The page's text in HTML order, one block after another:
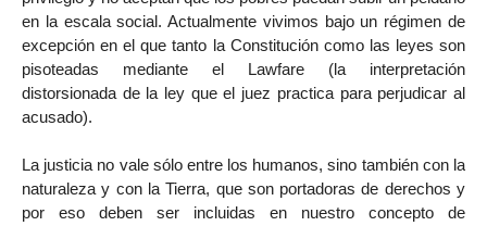
en la escala social. Actualmente vivimos bajo un régimen de
excepción en el que tanto la Constitución como las leyes son
pisoteadas mediante el Lawfare (la interpretación
distorsionada de la ley que el juez practica para perjudicar al
acusado).
La justicia no vale sólo entre los humanos, sino también con la
naturaleza y con la Tierra, que son portadoras de derechos y
por eso deben ser incluidas en nuestro concepto de